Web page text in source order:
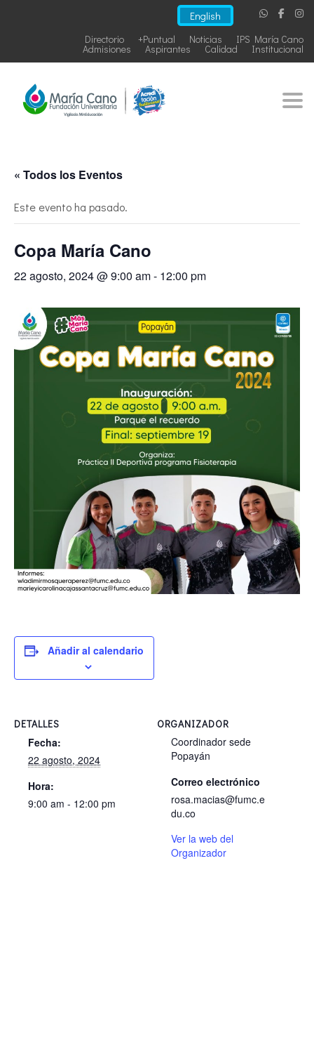
English
IPS María Cano
Noticias
+Puntual
Directorio
Institucional
Calidad
Aspirantes
Admisiones
« Todos los Eventos
Este evento ha pasado.
Copa María Cano
22 agosto, 2024 @ 9:00 am- 12:00 pm
Añadir al calendario
DETALLES
Fecha:
22 agosto, 2024
Hora:
9:00 am - 12:00 pm
ORGANIZADOR
Coordinador sede
Popayán
Correo electrónico
rosa.macias@fumc.e
du.co
Ver la web del
Organizador